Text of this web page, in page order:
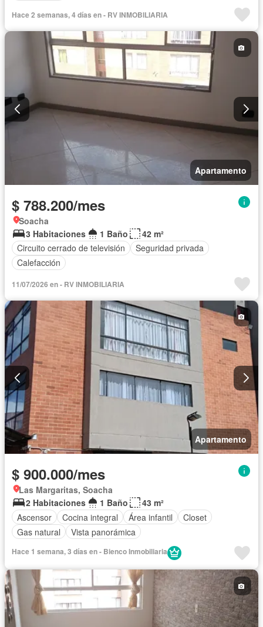
Hace 2 semanas, 4 días en - RV INMOBILIARIA
Apartamento
$ 788.200/mes
Soacha
3 Habitaciones
1 Baño
42 m²
Circuito cerrado de televisión
Seguridad privada
Calefacción
11/07/2026 en - RV INMOBILIARIA
Apartamento
$ 900.000/mes
Las Margaritas, Soacha
2 Habitaciones
1 Baño
43 m²
Ascensor
Cocina integral Área infantil
Closet
Gas natural
Vista panorámica
Hace 1 semana, 3 días en - Bienco Inmobiliaria